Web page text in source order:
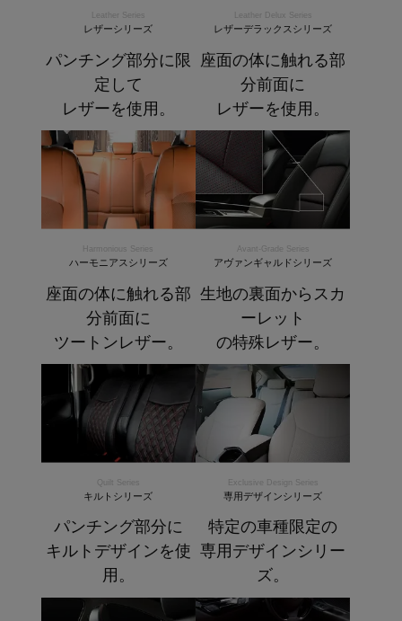
Leather Series
レザーシリーズ
パンチング部分に限
定して
レザーを使用。
Leather Delux Series
レザーデラックスシリーズ
座面の体に触れる部
分前面に
レザーを使用。
Harmonious Series
ハーモニアスシリーズ
座面の体に触れる部
分前面に
ツートンレザー。
Avant-Grade Series
アヴァンギャルドシリーズ
生地の裏面からスカ
ーレット
の特殊レザー。
Quilt Series
キルトシリーズ
パンチング部分に
キルトデザインを使
用。
Exclusive Design Series
専用デザインシリーズ
特定の車種限定の
専用デザインシリー
ズ。